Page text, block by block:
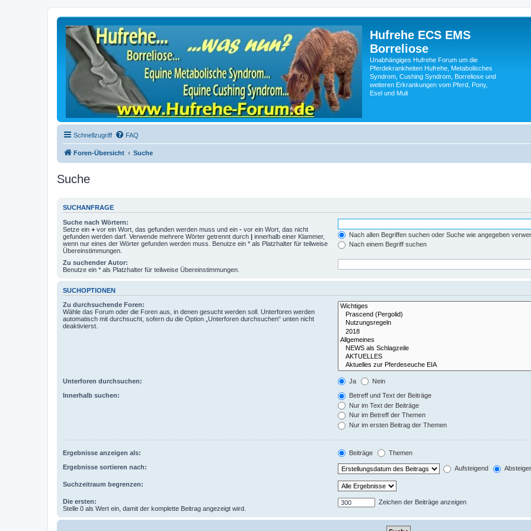
Hufrehe ECS EMS
Borreliose
Unabhängiges Hufrehe Forum um die
Pferdekrankheiten Hufrehe, Metabolisches
Syndrom, Cushing Syndrom, Borreliose und
weiteren Erkrankungen vom Pferd, Pony,
Esel und Muli
Schnellzugriff FAQ
Foren-Übersicht Suche
Suche
SUCHANFRAGE
Suche nach Wörtern:
Setze ein + vor ein Wort, das gefunden werden muss und ein - vor ein Wort, das nicht
gefunden werden darf. Verwende mehrere Wörter getrennt durch | innerhalb einer Klammer,
wenn nur eines der Wörter gefunden werden muss. Benutze ein * als Platzhalter für teilweise
Übereinstimmungen.
Nach allen Begriffen suchen oder Suche wie angegeben
Nach einem Begriff suchen
Zu suchender Autor:
Benutze ein * als Platzhalter für teilweise Übereinstimmungen.
SUCHOPTIONEN
Zu durchsuchende Foren:
Wähle das Forum oder die Foren aus, in denen gesucht werden soll. Unterforen werden
automatisch mit durchsucht, sofern du die Option „Unterforen durchsuchen“ unten nicht
deaktivierst.
Unterforen durchsuchen: Ja Nein
Innerhalb suchen:
Betreff und Text der Beiträge
Nur im Text der Beiträge
Nur im Betreff der Themen
Nur im ersten Beitrag der Themen
Ergebnisse anzeigen als: Beiträge Themen
Ergebnisse sortieren nach: Aufsteigend
Suchzeitraum begrenzen:
Die ersten:
Stelle 0 als Wert ein, damit der komplette Beitrag angezeigt wird.
Zeichen der Beiträge anzeigen